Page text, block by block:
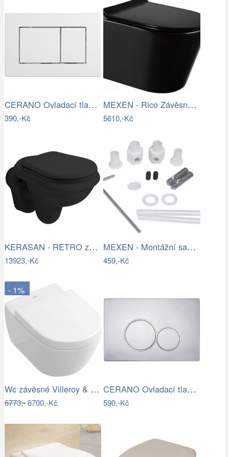
CERANO Ovladací tlačítko WC modulů Lite…
390,-Kč
MEXEN - Rico Závěsná WC mísa Rimless…
5610,-Kč
KERASAN - RETRO závěsná WC mísa,…
13923,-Kč
MEXEN - Montážní sada pro WC a bidet…
459,-Kč
- 1%
Wc závěsné Villeroy & Boch Subway 2.0…
6773,-6700,-Kč
CERANO Ovladací tlačítko WC modulů Lite…
590,-Kč